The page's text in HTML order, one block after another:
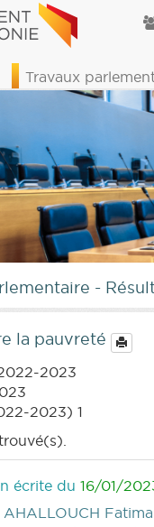
Travaux
-
la pauvreté
2023
2023) 1
écrite du 16/01/
AHALLOUCH Fatima